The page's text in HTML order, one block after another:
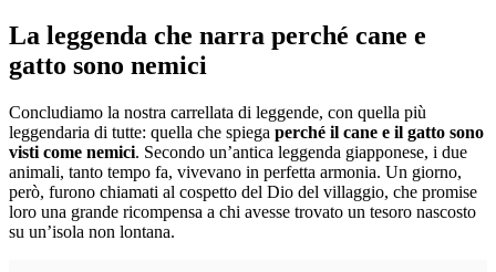
La leggenda che narra perché cane e
gatto sono nemici
Concludiamo la nostra carrellata di leggende, con quella più
leggendaria di tutte: quella che spiega perché il cane e il gatto sono
visti come nemici. Secondo un’antica leggenda giapponese, i due
animali, tanto tempo fa, vivevano in perfetta armonia. Un giorno,
però, furono chiamati al cospetto del Dio del villaggio, che promise
loro una grande ricompensa a chi avesse trovato un tesoro nascosto
su un’isola non lontana.